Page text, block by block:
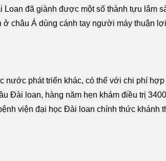
đã giành được một số thành tựu lâm
châu Á dùng cánh tay người máy thuận
nước phát triển khác, có thể với chi phí
Đài loan, hàng năm hẹn khám điều trị
viện đại học Đài loan chính thức khánh